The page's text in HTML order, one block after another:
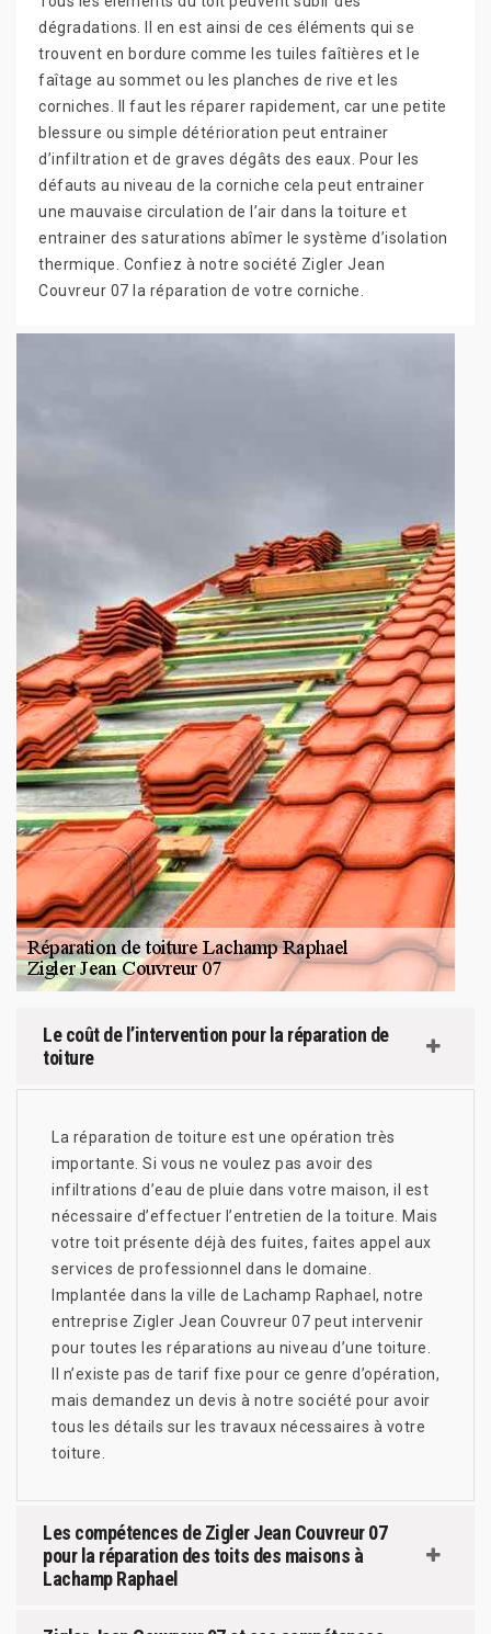
dégradations. Il en est ainsi de ces éléments qui se
trouvent en bordure comme les tuiles faîtières et le
faîtage au sommet ou les planches de rive et les
corniches. Il faut les réparer rapidement, car une petite
blessure ou simple détérioration peut entrainer
d’infiltration et de graves dégâts des eaux. Pour les
défauts au niveau de la corniche cela peut entrainer
une mauvaise circulation de l’air dans la toiture et
entrainer des saturations abîmer le système d’isolation
thermique. Confiez à notre société Zigler Jean
Couvreur 07 la réparation de votre corniche.
Le coût de l’intervention pour la réparation de
toiture
La réparation de toiture est une opération très
importante. Si vous ne voulez pas avoir des
infiltrations d’eau de pluie dans votre maison, il est
nécessaire d’effectuer l’entretien de la toiture. Mais
votre toit présente déjà des fuites, faites appel aux
services de professionnel dans le domaine.
Implantée dans la ville de Lachamp Raphael, notre
entreprise Zigler Jean Couvreur 07 peut intervenir
pour toutes les réparations au niveau d’une toiture.
Il n’existe pas de tarif fixe pour ce genre d’opération,
mais demandez un devis à notre société pour avoir
tous les détails sur les travaux nécessaires à votre
toiture.
Les compétences de Zigler Jean Couvreur 07
pour la réparation des toits des maisons à
Lachamp Raphael